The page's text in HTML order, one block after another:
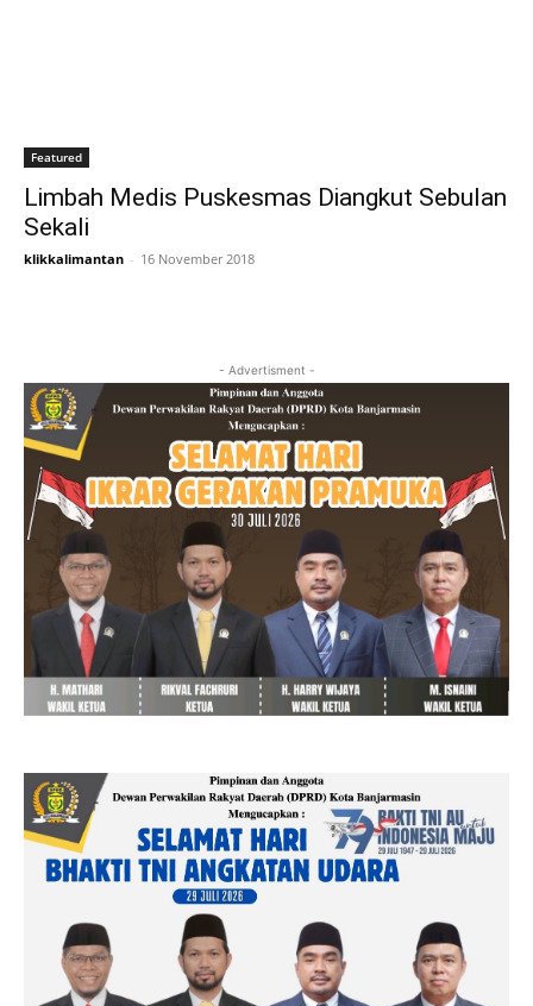
Featured
Limbah Medis Puskesmas Diangkut Sebulan
Sekali
klikkalimantan - 16 November 2018
- Advertisment -